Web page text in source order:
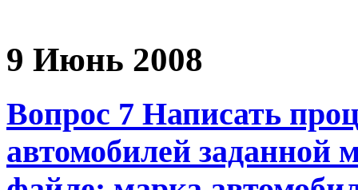
9 Июнь 2008
Вопрос 7 Написать
автомобилей заданной